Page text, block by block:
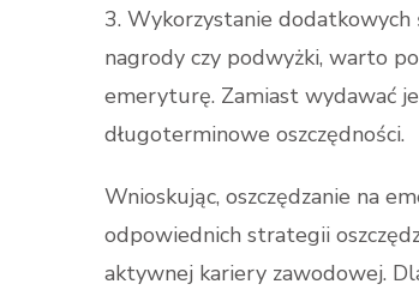
3. Wykorzystanie
nagrody czy podwyżki, warto
emeryturę. Zamiast wydawać
długoterminowe oszczędności.
Wnioskując, oszczędzanie na
odpowiednich strategii
aktywnej kariery zawodowej.